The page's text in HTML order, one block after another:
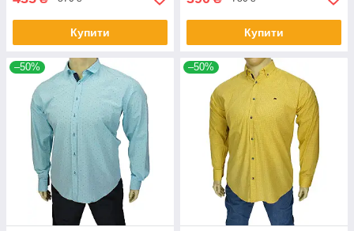
Купити Купити
–50% –50%